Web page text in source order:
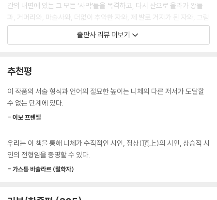
간의 내면에 있는 그 모든 ‘사막’들을 목격하고, 다시 산으로 올라가 왕들
과, 거머리와, 마술사와, 더없이 추악한 자와, 제 발로 거지가 된 자와, 그림
자와, 나귀와 대화하고 축제를 벌이고 새로운 아침이 시작되는 징조를 보
게 되는 이야기. 그것을 대단히 시적이고 율동적인 언어로 기록한 책이 바
하이데거에 의하면, ‘힘의 의지’와 ‘영원회귀’ 사상은 신의 죽음과 가치 상
실에 직면한 근대 세계에 대한 니체의 처방으로, 인간의 강화와 극복을 그
라 그 정점에 해당한다고 본다. 그러나 들뢰즈의 해석은 다르다. ‘영원회
의 지속적 생산이다. 이로써 들뢰즈는 니체를 다양성과 차이의 철학자, 서
구의 형이상학을 해체한 철학자로 만든다. 또한 데리다는 니체의 영원회귀
의 공간을 어떤 권위도 중심도 없는 수많은 해석 놀이를 가능케 하는 무대
출판사 리뷰 더보기
추천평
이 작품의 서술 형식과 언어의 절묘한 높이는 니체의 다른 저서가 도달할
수 없는 단계에 있다.
- 이보 프렌첼
우리는 이 책을 통해 니체가 수직적인 시인, 정상(頂上)의 시인, 상승적 시
인의 전형임을 증명할 수 있다.
- 가스통 바슐라르 (철학자)